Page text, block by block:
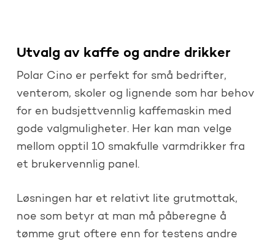
Utvalg av kaffe og andre drikker
Polar Cino er perfekt for små bedrifter,
venterom, skoler og lignende som har behov
for en budsjettvennlig kaffemaskin med
gode valgmuligheter. Her kan man velge
mellom opptil 10 smakfulle varmdrikker fra
et brukervennlig panel.
Løsningen har et relativt lite grutmottak,
noe som betyr at man må påberegne å
tømme grut oftere enn for testens andre